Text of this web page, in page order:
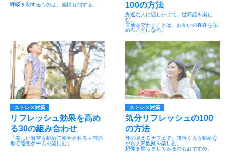
呼吸を制するものは、感情も制する。
100の方法
身近な人に話しかけて、世間話を楽し
む。
言葉を交わすことは、お互いの存在を認
めることになる。
ストレス対策
リフレッシュ効果を高め
る30の組み合わせ
「美しい青空を眺めて癒やされる＋雲の
形で連想ゲームを楽しむ」
ストレス対策
気分リフレッシュの100
の方法
外の見えるカフェで、道行く人を眺めな
がら人間観察を楽しむ。
想像を膨らましてみるのもおすすめ。